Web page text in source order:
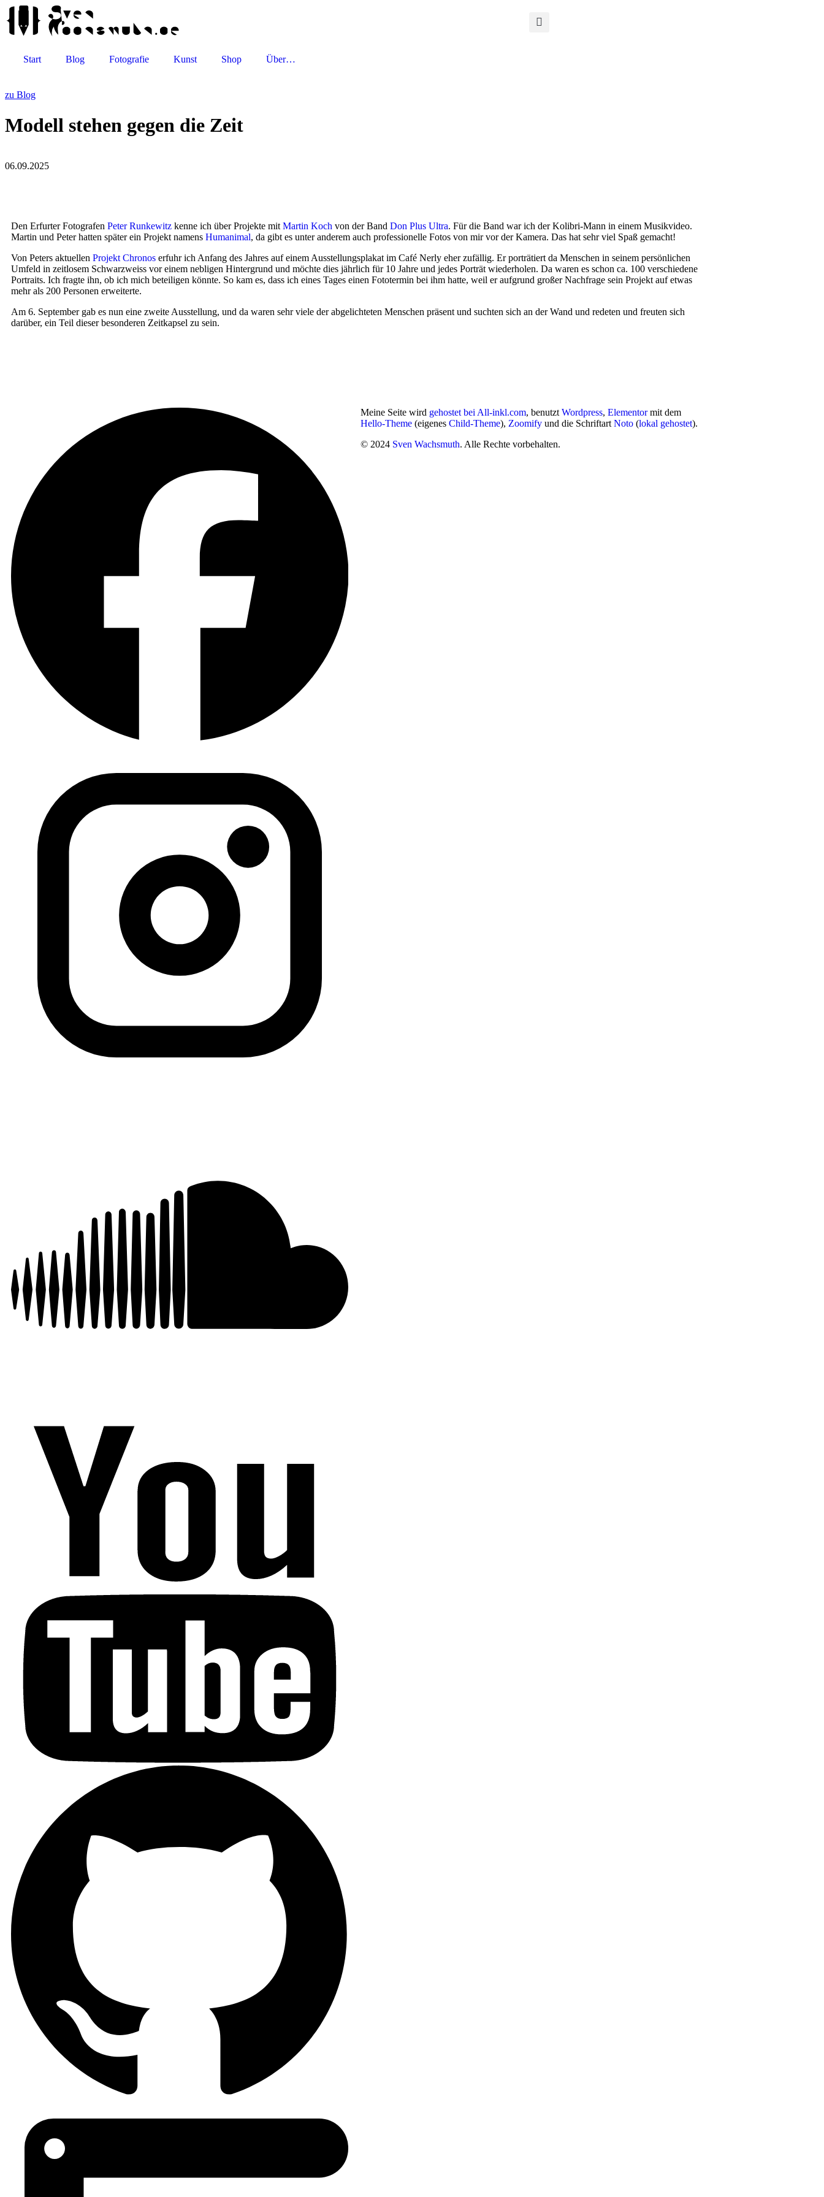
Start Blog Fotografie Kunst Shop Über…
zu Blog
Modell stehen gegen die Zeit
06.09.2025
Den Erfur­ter Foto­gra­fen Peter Run­ke­witz ken­ne ich über Pro­jek­te mit Mar­tin Koch von der Band Don Plus Ultra. Für die Band war ich der Kolibri-Mann in einem Musik­vi­deo.
Mar­tin und Peter hat­ten spä­ter ein Pro­jekt namens Hum­ani­mal, da gibt es unter ande­rem auch pro­fes­sio­nel­le Fotos von mir vor der Kame­ra. Das hat sehr viel Spaß gemacht!
Von Peters aktu­el­len Pro­jekt Chro­nos erfuhr ich Anfang des Jah­res auf einem Aus­stel­lungs­pla­kat im Café Ner­ly eher zufäl­lig. Er por­trä­tiert da Men­schen in sei­nem per­sön­li­chen
Umfeld in zeit­lo­sem Schwarz­weiss vor einem neb­li­gen Hin­ter­grund und möch­te dies jähr­lich für 10 Jah­re und jedes Por­trät wie­der­ho­len. Da waren es schon ca. 100 ver­schie­de­ne
Por­traits. Ich frag­te ihn, ob ich mich betei­li­gen könn­te. So kam es, dass ich eines Tages einen Foto­ter­min bei ihm hat­te, weil er auf­grund gro­ßer Nach­fra­ge sein Pro­jekt auf etwas
mehr als 200 Per­so­nen erweiterte.
Am 6. Sep­tem­ber gab es nun eine zwei­te Aus­stel­lung, und da waren sehr vie­le der abge­lich­te­ten Men­schen prä­sent und such­ten sich an der Wand und rede­ten und freu­ten sich
dar­über, ein Teil die­ser beson­de­ren Zeit­kap­sel zu sein.
Meine Seite wird gehostet bei All-inkl.com, benutzt Wordpress, Elementormit dem
Hello-Theme (eigenes Child-Theme), Zoomify und die Schriftart Noto (lokal gehostet).
© 2024 Sven Wachsmuth. Alle Rechte vorbehalten.